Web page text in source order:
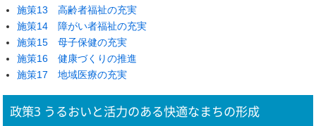
施策13 高齢者福祉の充実
施策14 障がい者福祉の充実
施策15 母子保健の充実
施策16 健康づくりの推進
施策17 地域医療の充実
政策3 うるおいと活力のある快適なまちの形成